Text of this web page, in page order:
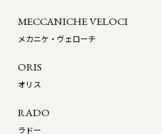
MECCANICHE VELOCI
メカニケ・ヴェローチ
ORIS
オリス
RADO
ラドー